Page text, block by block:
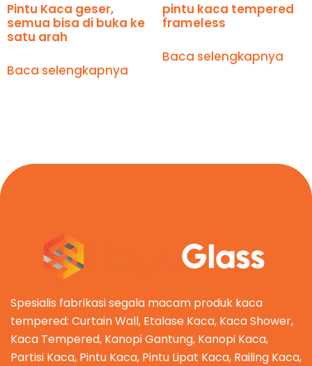
Pintu Kaca geser,
semua bisa di buka ke
satu arah
Baca selengkapnya
pintu kaca tempered
frameless
Baca selengkapnya
Spesialis fabrikasi segala macam produk kaca
tempered: Curtain Wall, Etalase Kaca, Kaca Shower,
Kaca Tempered, Kanopi Gantung, Kanopi Kaca,
Partisi Kaca, Pintu Kaca, Pintu Lipat Kaca, Railing Kaca,